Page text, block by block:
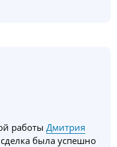
работы Дмитрия
сделка была успешно